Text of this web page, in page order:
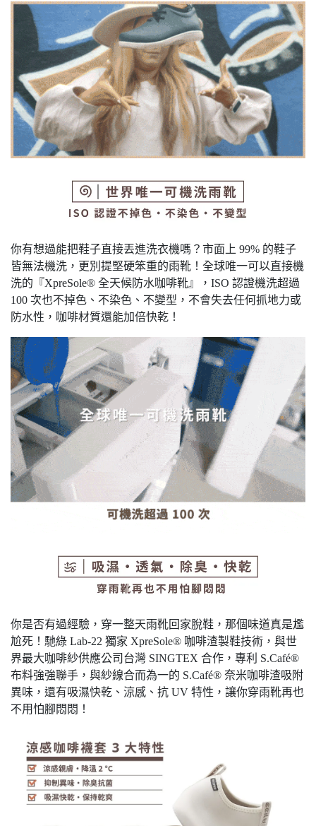
你有想過能把鞋子直接丟進洗衣機嗎？市面上 99% 的鞋子
皆無法機洗，更別提堅硬笨重的雨靴！全球唯一可以直接機
洗的『XpreSole® 全天候防水咖啡靴』，ISO 認證機洗超過
100 次也不掉色、不染色、不變型，不會失去任何抓地力或
防水性，咖啡材質還能加倍快乾！
你是否有過經驗，穿一整天雨靴回家脫鞋，那個味道真是尷
尬死！馳綠 Lab-22 獨家 XpreSole® 咖啡渣製鞋技術，與世
界最大咖啡紗供應公司台灣 SINGTEX 合作，專利 S.Café®
布料強強聯手，與紗線合而為一的 S.Café® 奈米咖啡渣吸附
異味，還有吸濕快乾、涼感、抗 UV 特性，讓你穿雨靴再也
不用怕腳悶悶！